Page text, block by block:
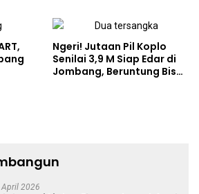
Ngeri! Jutaan Pil Koplo
Senilai 3,9 M Siap Edar di
Jombang, Beruntung Bisa
2026